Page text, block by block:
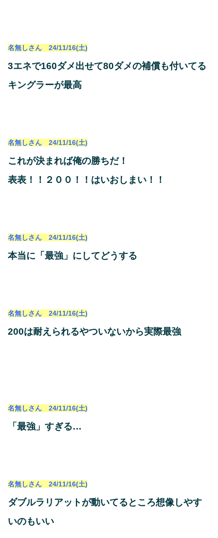
名無しさん 24/11/16(土)
3エネで160ダメ出せて80ダメの補償も付いてる
キングラーが最高
名無しさん 24/11/16(土)
これが決まれば俺の勝ちだ！
表表！！２００！！はいおしまい！！
名無しさん 24/11/16(土)
本当に「最強」にしてどうする
名無しさん 24/11/16(土)
200は耐えられるやついないから実際最強
名無しさん 24/11/16(土)
「最強」すぎる…
名無しさん 24/11/16(土)
ダブルラリアットが動いてるところ想像しやす
いのもいい